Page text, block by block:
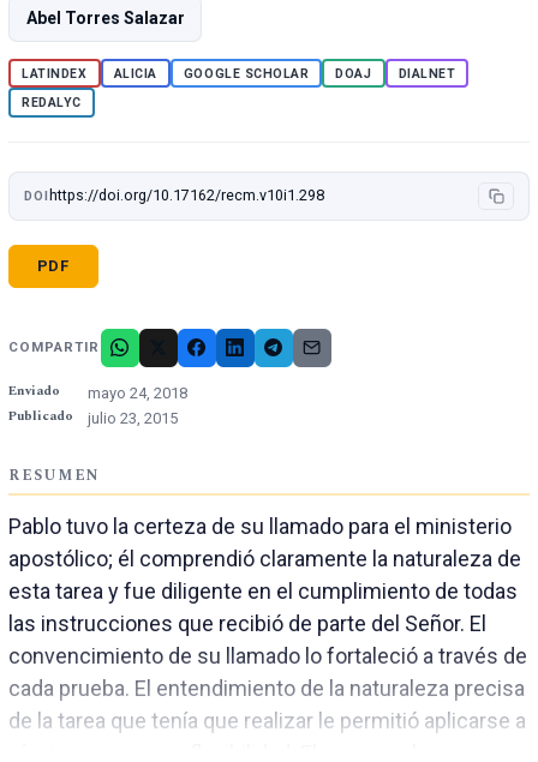
Abel Torres Salazar
LATINDEX ALICIA GOOGLE SCHOLAR DOAJ
DIALNET
REDALYC
DOI https://doi.org/10.17162/recm.v10i1.298
PDF
COMPARTIR
Enviado mayo 24, 2018
Publicado julio 23, 2015
RESUMEN
Pablo tuvo la certeza de su llamado para el ministerio
apostólico; él comprendió claramente la naturaleza de
esta tarea y fue diligente en el cumplimiento de todas
las instrucciones que recibió de parte del Señor. El
convencimiento de su llamado lo fortaleció a través de
cada prueba. El entendimiento de la naturaleza precisa
de la tarea que tenía que realizar le permitió aplicarse a